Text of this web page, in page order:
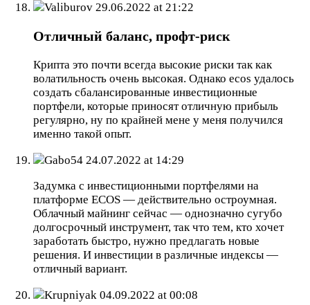
Valiburov 29.06.2022 at 21:22
Отличный баланс, профт-риск
Крипта это почти всегда высокие риски так как
волатильность очень высокая. Однако ecos удалось
создать сбалансированные инвестиционные
портфели, которые приносят отличную прибыль
регулярно, ну по крайней мене у меня получился
именно такой опыт.
Gabo54 24.07.2022 at 14:29
Задумка с инвестиционными портфелями на
платформе ECOS — действительно остроумная.
Облачный майнинг сейчас — однозначно сугубо
долгосрочный инструмент, так что тем, кто хочет
заработать быстро, нужно предлагать новые
решения. И инвестиции в различные индексы —
отличный вариант.
Krupniyak 04.09.2022 at 00:08